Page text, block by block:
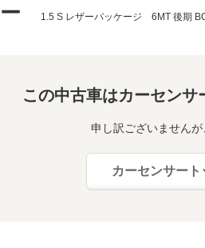
1.5 S レザーパッケージ 6MT 後期
この中古車はカーセン
申し訳ございません
カーセンサー